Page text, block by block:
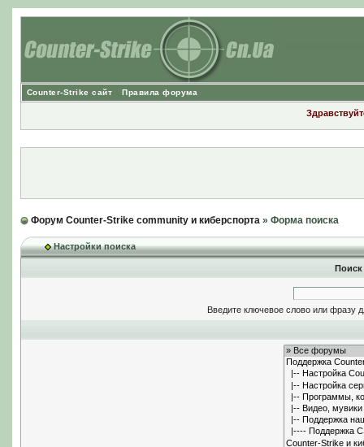
Counter-Strike сайт Правила форума
Форум Counter-Strike community и киберспорта» Форма поиска
Настройки поиска
Введите ключевое слово или фразу